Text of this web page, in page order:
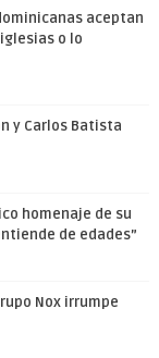
aceptan
o lo
y Carlos Batista
homenaje de su
de edades”
Nox irrumpe